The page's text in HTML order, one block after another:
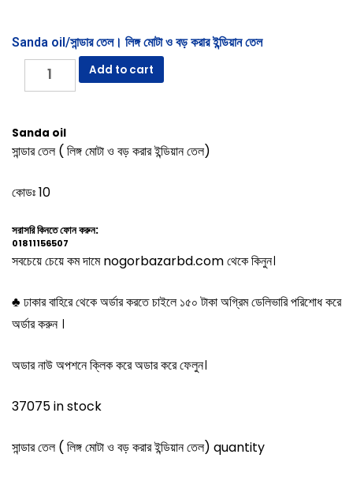
Sanda oil/সান্ডার তেল। লিঙ্গ মোটা ও বড় করার ইন্ডিয়ান তেল
Add to cart
Sanda oil
সান্ডার তেল ( লিঙ্গ মোটা ও বড় করার ইন্ডিয়ান তেল)
কোডঃ 10
সরাসরি কিনতে ফোন করুন:
01811156507
সবচেয়ে চেয়ে কম দামে nogorbazarbd.com থেকে কিনুন।
♣ ঢাকার বাহিরে থেকে অর্ডার করতে চাইলে ১৫০ টাকা অগ্রিম ডেলিভারি পরিশোধ করে
অর্ডার করুন ।
অডার নাউ অপশনে ক্লিক করে অডার করে ফেলুন।
37075 in stock
সান্ডার তেল ( লিঙ্গ মোটা ও বড় করার ইন্ডিয়ান তেল) quantity